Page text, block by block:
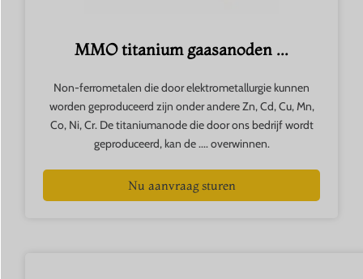
MMO titanium gaasanoden ...
Non-ferrometalen die door elektrometallurgie kunnen
worden geproduceerd zijn onder andere Zn, Cd, Cu, Mn,
Co, Ni, Cr. De titaniumanode die door ons bedrijf wordt
geproduceerd, kan de .... overwinnen.
Nu aanvraag sturen